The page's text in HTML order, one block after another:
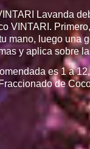
Lavanda
VINTARI.
mano, luego una
y aplica sobre
es 1 a
de